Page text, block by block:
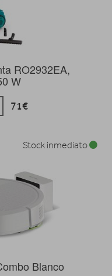
RO2932EA,
W
71€
Blanco
Stock inmediato